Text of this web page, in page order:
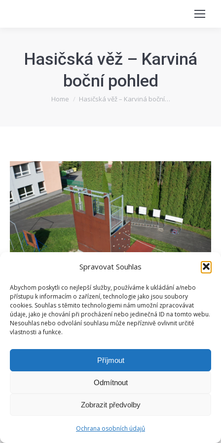
Spravovat Souhlas
Abychom poskytli co nejlepší služby, používáme k ukládání a/nebo
přístupu k informacím o zařízení, technologie jako jsou soubory
cookies. Souhlas s těmito technologiemi nám umožní zpracovávat
údaje, jako je chování při procházení nebo jedinečná ID na tomto webu.
Nesouhlas nebo odvolání souhlasu může nepříznivě ovlivnit určité
vlastnosti a funkce.
Příjmout
Odmítnout
Zobrazit předvolby
Ochrana osobních údajů
Hasičská věž – Karviná
boční pohled
You are here:
Home Hasičská věž – Karviná boční…
Copyright © Weiron Dynamics, s.r.o. | Tvorba webových stránek
Footer-menu